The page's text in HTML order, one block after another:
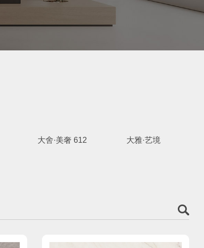
大舍·美奢 612 大雅·艺境